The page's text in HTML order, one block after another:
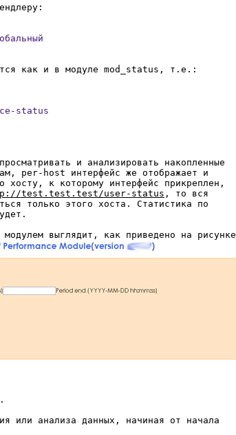
status
и анализировать накопленные
per-host интерфейс же отображает и
хосту, к которому интерфейс прикреплен,
test.test.test/user-status , то вся
только этого хоста. Статистика по
или анализа данных, начиная от начала